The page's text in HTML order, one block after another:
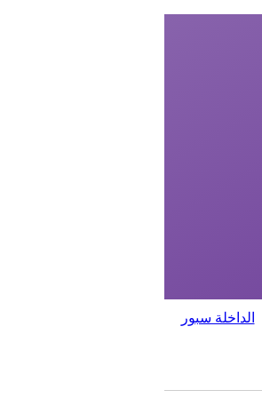
الداخلة سبور